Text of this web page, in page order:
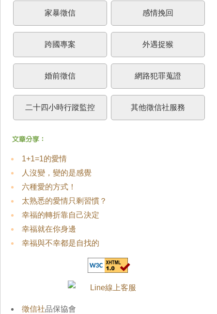
家暴徵信 感情挽回
跨國專案 外遇捉猴
婚前徵信 網路犯罪蒐證
二十四小時行蹤監控 其他徵信社服務
1+1=1的愛情
人沒變，變的是感覺
六種愛的方式！
太熟悉的愛情只剩習慣？
幸福的轉折靠自己決定
幸福就在你身邊
幸福與不幸都是自找的
徵信社品保協會